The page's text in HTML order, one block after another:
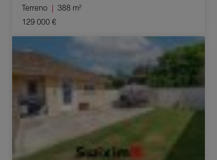
Terreno
388 m²
129 000 €
Venda Casa Saint-Médard-en-Jalles 3 Quartos 80 m²